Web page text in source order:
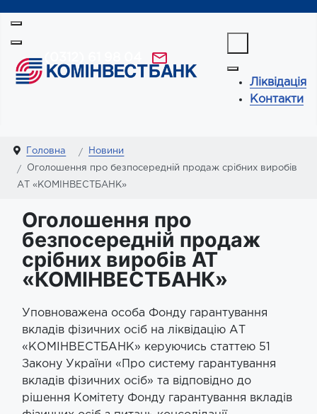
Ліквідація
Контакти
Головна Новини
Оголошення про безпосередній продаж срібних виробів
АТ «КОМІНВЕСТБАНК»
Оголошення про
безпосередній продаж
срібних виробів АТ
«КОМІНВЕСТБАНК»
Уповноважена особа Фонду гарантування
вкладів фізичних осіб на ліквідацію АТ
«КОМІНВЕСТБАНК» керуючись статтею 51
Закону України «Про систему гарантування
вкладів фізичних осіб» та відповідно до
рішення Комітету Фонду гарантування вкладів